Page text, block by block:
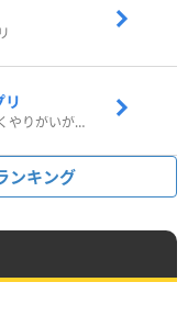
リ
ペットを育ってポイ活しよう！可愛くやりがいがある新感覚アプリ
ンキング